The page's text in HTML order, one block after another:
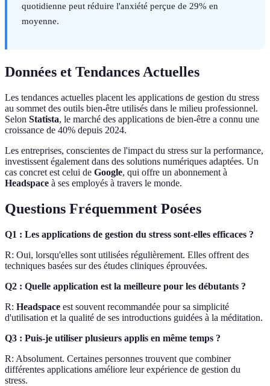
quotidienne peut réduire l'anxiété perçue de 29% en
moyenne.
Données et Tendances Actuelles
Les tendances actuelles placent les applications de gestion du stress
au sommet des outils bien-être utilisés dans le milieu professionnel.
Selon Statista, le marché des applications de bien-être a connu une
croissance de 40% depuis 2024.
Les entreprises, conscientes de l'impact du stress sur la performance,
investissent également dans des solutions numériques adaptées. Un
cas concret est celui de Google, qui offre un abonnement à
Headspace à ses employés à travers le monde.
Questions Fréquemment Posées
Q1 : Les applications de gestion du stress sont-elles efficaces ?
R: Oui, lorsqu'elles sont utilisées régulièrement. Elles offrent des
techniques basées sur des études cliniques éprouvées.
Q2 : Quelle application est la meilleure pour les débutants ?
R: Headspace est souvent recommandée pour sa simplicité
d'utilisation et la qualité de ses introductions guidées à la méditation.
Q3 : Puis-je utiliser plusieurs applis en même temps ?
R: Absolument. Certaines personnes trouvent que combiner
différentes applications améliore leur expérience de gestion du
stress.